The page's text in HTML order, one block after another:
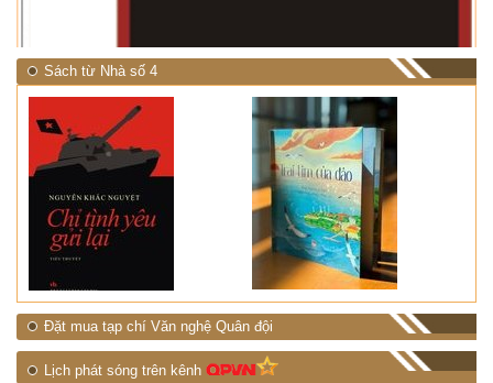
Sách từ Nhà số 4
Đặt mua tạp chí Văn nghệ Quân đội
Lịch phát sóng trên kênh